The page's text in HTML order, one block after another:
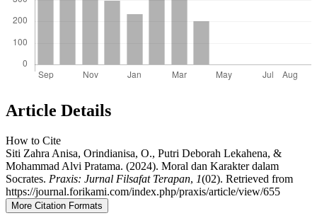
Article Details
How to Cite
Siti Zahra Anisa, Orindianisa, O., Putri Deborah Lekahena, &
Mohammad Alvi Pratama. (2024). Moral dan Karakter dalam
Socrates. Praxis: Jurnal Filsafat Terapan, 1(02). Retrieved from
https://journal.forikami.com/index.php/praxis/article/view/655
More Citation Formats